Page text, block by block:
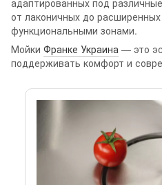
адаптированных под
от лаконичных до
функциональными зонами.
Мойки Франке Украина — это
поддерживать комфорт и